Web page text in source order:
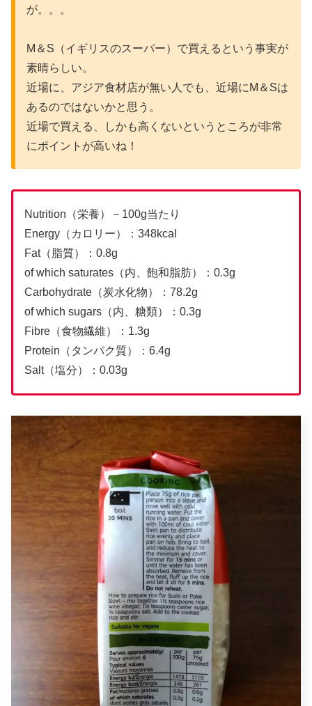
が。。。
M＆S（イギリスのスーパー）で買えるという事実が
素晴らしい。
近場に、アジア食材店が無い人でも、近場にM＆Sは
あるのではないかと思う。
近場で買える、しかも高くないというところが非常
にポイントが高いね！
Nutrition（栄養）－100g当たり
Energy（カロリー）：348kcal
Fat（脂質）：0.8g
of which saturates（内、飽和脂肪）：0.3g
Carbohydrate（炭水化物）：78.2g
of which sugars（内、糖類）：0.3g
Fibre（食物繊維）：1.3g
Protein（タンパク質）：6.4g
Salt（塩分）：0.03g